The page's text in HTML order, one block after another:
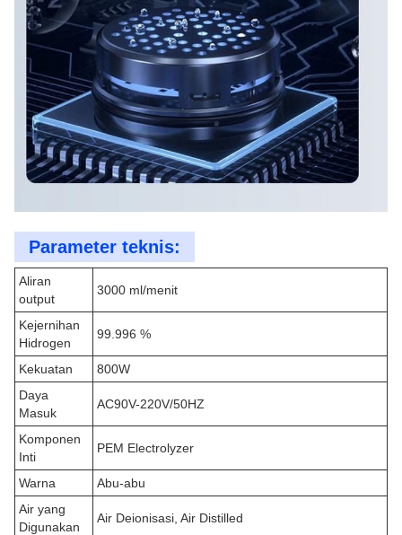
Parameter teknis:
Aliran
output
3000 ml/menit
Kejernihan
Hidrogen
99.996 %
Kekuatan
800W
Daya
Masuk
AC90V-220V/50HZ
Komponen
Inti
PEM Electrolyzer
Warna
Abu-abu
Air yang
Digunakan
Air Deionisasi, Air Distilled